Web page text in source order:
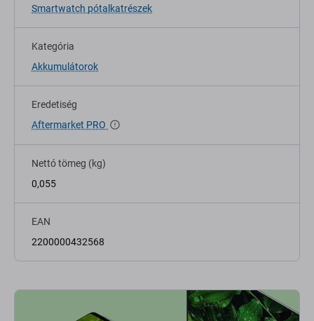
Smartwatch pótalkatrészek
Kategória
Akkumulátorok
Eredetiség
Aftermarket PRO
Nettó tömeg (kg)
0,055
EAN
2200000432568